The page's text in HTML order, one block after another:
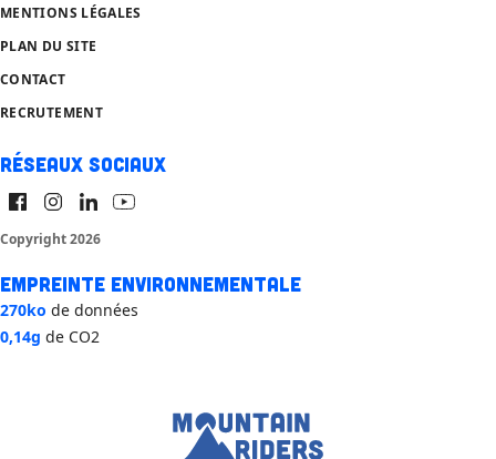
MENTIONS LÉGALES
PLAN DU SITE
CONTACT
RECRUTEMENT
Réseaux sociaux
Copyright 2026
Empreinte environnementale
270ko de données
0,14g de CO2